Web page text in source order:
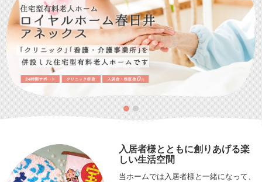
入居者様とともに創りあげる楽
しい生活空間
当ホームでは入居者様と一緒になって、